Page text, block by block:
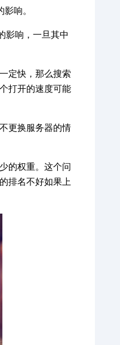
响。
影响，一旦其中
定快，那么搜索
打开的速度可能
更换服务器的情
的权重。这个问
排名不好如果上